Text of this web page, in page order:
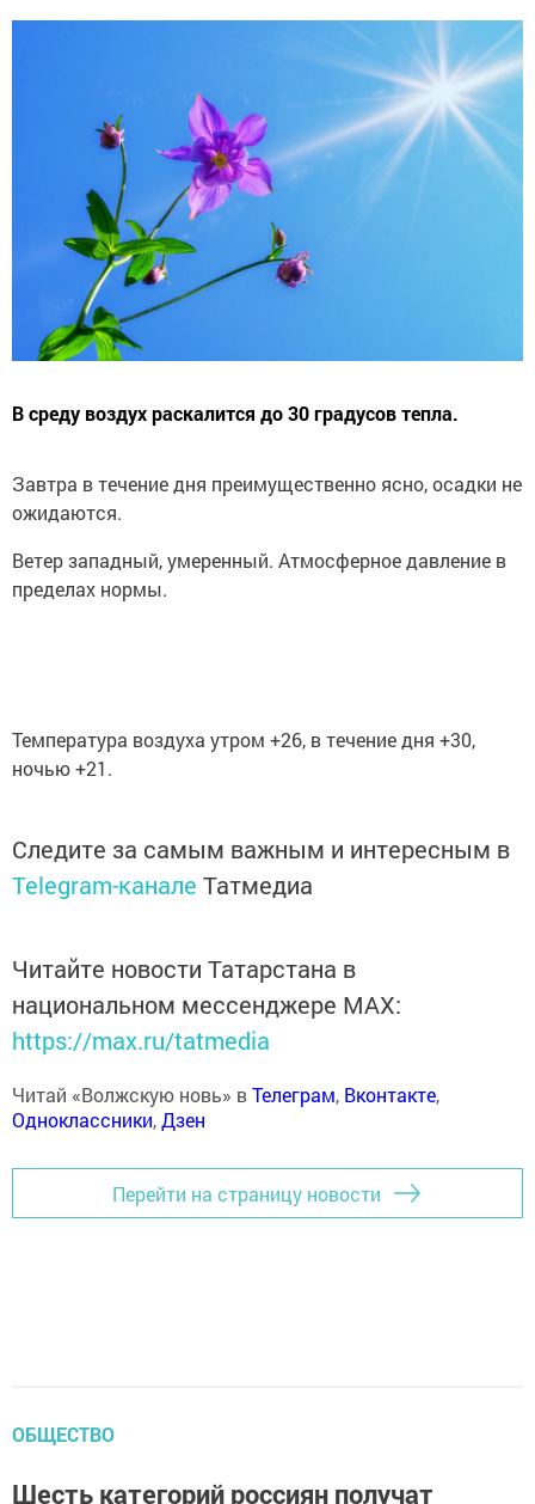
В среду воздух раскалится до 30 градусов тепла.
Завтра в течение дня преимущественно ясно, осадки не
ожидаются.
Ветер западный, умеренный. Атмосферное давление в
пределах нормы.
Температура воздуха утром +26, в течение дня +30,
ночью +21.
Следите за самым важным и интересным в
Telegram-канале Татмедиа
Читайте новости Татарстана в
национальном мессенджере MАХ:
https://max.ru/tatmedia
Читай «Волжскую новь» вТелеграм, Вконтакте,
Одноклассники,Дзен
Перейти на страницу новости
ОБЩЕСТВО
Шесть категорий россиян получат